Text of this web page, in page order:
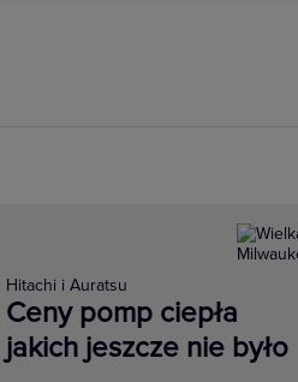
Hitachi i Auratsu
Ceny pomp ciepła
jakich jeszcze nie było